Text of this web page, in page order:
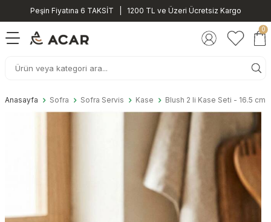
Peşin Fiyatına 6 TAKSİT | 1200 TL ve Üzeri Ücretsiz Kargo
0
Anasayfa Sofra Sofra Servis Kase Blush 2 li Kase Seti - 16.5 cm